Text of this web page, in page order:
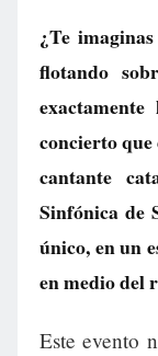
¿Te
flotando
concierto
cantante
Sinfónica de
único, en un
en medio del
Este evento